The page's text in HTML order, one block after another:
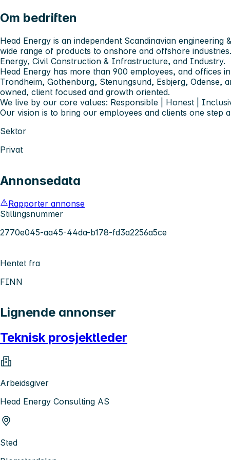
Om bedriften
Head Energy is an independent Scandinavian engineering
wide range of products to onshore and offshore
Energy, Civil Construction & Infrastructure, and Industry.
Head Energy has more than 900 employees, and offices
Trondheim, Gothenburg, Stenungsund, Esbjerg, Odense,
owned, client focused and growth oriented.
We live by our core values: Responsible | Honest |
Our vision is to bring our employees and clients one step
Sektor
Privat
Annonsedata
Rapporter annonse
Stillingsnummer
2770e045-aa45-44da-b178-fd3a2256a5ce
Hentet fra
FINN
Lignende annonser
Teknisk prosjektleder
Arbeidsgiver
Head Energy Consulting AS
Sted